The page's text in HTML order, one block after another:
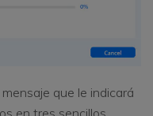
que le indicará